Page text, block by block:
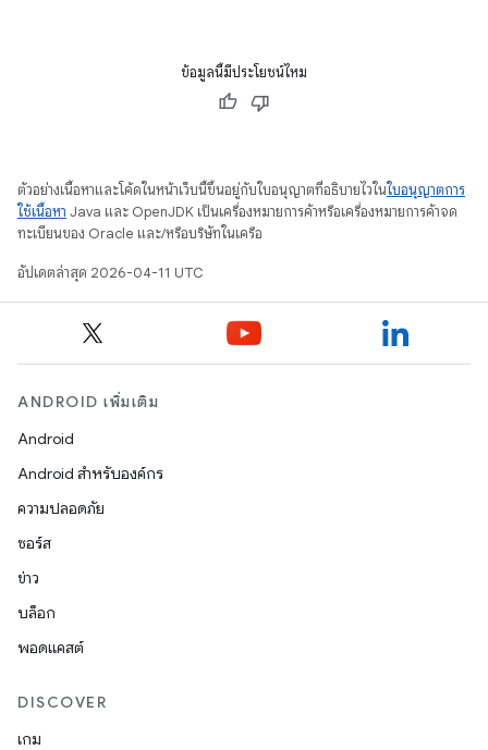
ข้อมูลนี้มีประโยชน์ไหม
ตัวอย่างเนื้อหาและโค้ดในหน้าเว็บนี้ขึ้นอยู่กับใบอนุญาตที่อธิบายไว้ในใบอนุญาตการ
ใช้เนื้อหา Java และ OpenJDK เป็นเครื่องหมายการค้าหรือเครื่องหมายการค้าจด
ทะเบียนของ Oracle และ/หรือบริษัทในเครือ
อัปเดตล่าสุด 2026-04-11 UTC
ANDROID เพิ่มเติม
Android
Android สำหรับองค์กร
ความปลอดภัย
ซอร์ส
ข่าว
บล็อก
พอดแคสต์
DISCOVER
เกม